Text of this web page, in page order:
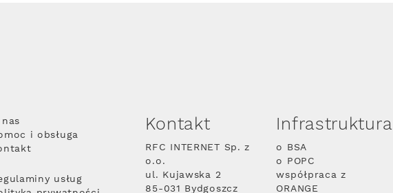
i obsługa
usług
Kontakt
RFC INTERNET Sp. z
o.o.
ul. Kujawska 2
85-031 Bydgoszcz
Infrastruktura
o BSA
o POPC
współpraca z
ORANGE